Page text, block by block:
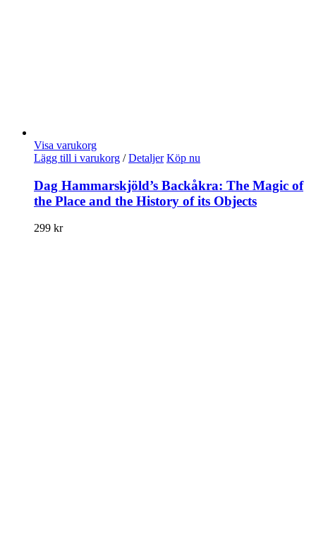
Visa varukorg
Lägg till i varukorg / Detaljer Köp nu
Dag Hammarskjöld’s Backåkra: The Magic of
the Place and the History of its Objects
299 kr